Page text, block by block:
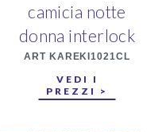
camicia notte
donna interlock
ART KAREKI1021CL
VEDI I
PREZZI >